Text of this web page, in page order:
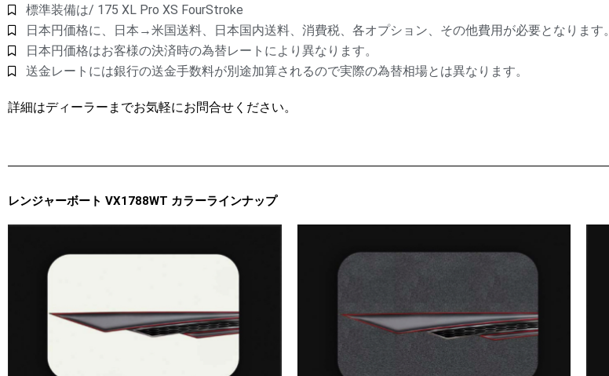
標準装備は/ 175 XL Pro XS FourStroke
日本円価格に、日本→米国送料、日本国内送料、消費税、各オプション、その他費用が必要となります。
日本円価格はお客様の決済時の為替レートにより異なります。
送金レートには銀行の送金手数料が別途加算されるので実際の為替相場とは異なります。
詳細はディーラーまでお気軽にお問合せください。
レンジャーボート VX1788WT カラーラインナップ